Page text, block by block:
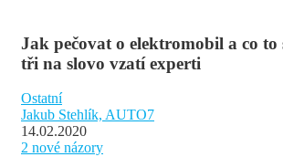
Jak pečovat o elektromobil a co
tři na slovo vzatí experti
Ostatní
Jakub Stehlík, AUTO7
14.02.2020
2 nové názory